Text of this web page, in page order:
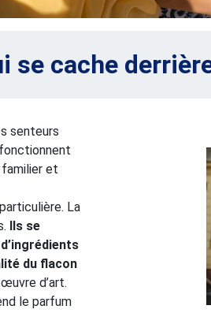
se cache
senteurs
familier et
La
Ils se
du flacon
d’art.
le parfum